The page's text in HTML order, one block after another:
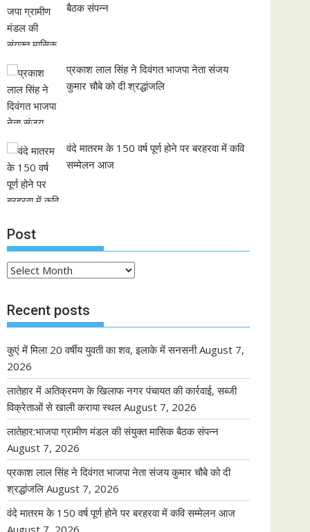
बैठक संपन्न
प्रकाश लाल सिंह ने दिवंगत भाजपा नेता संजय
कुमार चौबे को दी श्रद्धांजलि
वंदे मातरम के 150 वर्ष पूर्ण होने पर बरहरवा में कवि
सम्मेलन आज
Post
Post
Recent posts
कुएं में मिला 20 वर्षीय युवती का शव, इलाके में सनसनी August 7,
2026
लातेहार में अतिक्रमण के खिलाफ नगर पंचायत की कार्रवाई, सब्जी
विक्रेताओं से खाली कराया स्थल August 7, 2026
लातेहार:भाजपा ग्रामीण मंडल की संयुक्त मासिक बैठक संपन्न
August 7, 2026
प्रकाश लाल सिंह ने दिवंगत भाजपा नेता संजय कुमार चौबे को दी
श्रद्धांजलि August 7, 2026
वंदे मातरम के 150 वर्ष पूर्ण होने पर बरहरवा में कवि सम्मेलन आज